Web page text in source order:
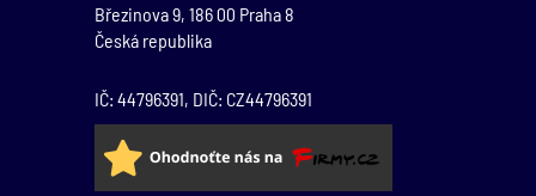
Březinova 9, 186 00 Praha 8
Česká republika
IČ: 44796391, DIČ: CZ44796391